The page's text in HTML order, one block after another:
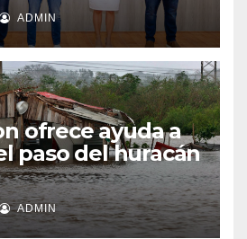
ADMIN
ofrece ayuda a
paso del huracán
ADMIN